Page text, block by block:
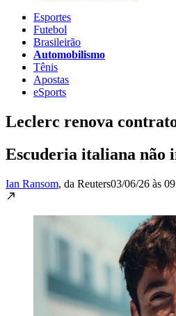
Esportes
Futebol
Brasileirão
Automobilismo
Tênis
Apostas
eSports
Leclerc renova
Escuderia italiana não
Ian Ransom, da Reuters03/06/26 às